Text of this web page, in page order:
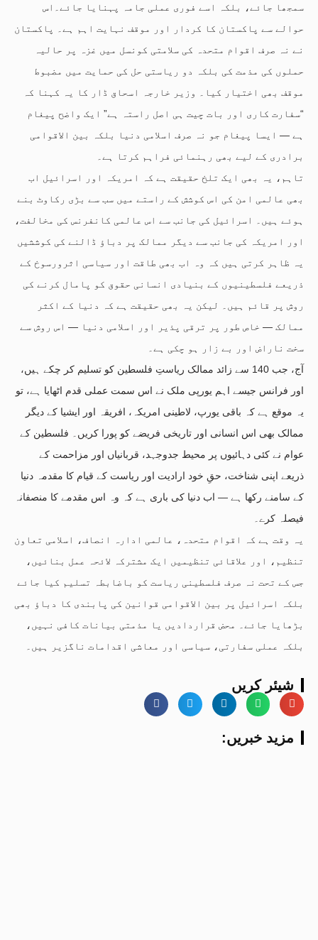
سمجھا جائے، بلکہ اسے فوری عملی جامہ پہنایا جائے۔اس
حوالے سے پاکستان کا کردار اور موقف نہایت اہم ہے۔ پاکستان
نے نہ صرف اقوام متحدہ کی سلامتی کونسل میں غزہ پر حالیہ
حملوں کی مذمت کی بلکہ دو ریاستی حل کی حمایت میں مضبوط
موقف بھی اختیار کیا۔ وزیر خارجہ اسحاق ڈار کا یہ کہنا کہ
“سفارت کاری اور بات چیت ہی اصل راستہ ہے” ایک واضح پیغام
ہے — ایسا پیغام جو نہ صرف اسلامی دنیا بلکہ بین الاقوامی
برادری کے لیے بھی رہنمائی فراہم کرتا ہے۔
تاہم، یہ بھی ایک تلخ حقیقت ہے کہ امریکہ اور اسرائیل اب
بھی عالمی امن کی اس کوشش کے راستے میں سب سے بڑی رکاوٹ بنے
ہوئے ہیں۔ اسرائیل کی جانب سے اس عالمی کانفرنس کی مخالفت،
اور امریکہ کی جانب سے دیگر ممالک پر دباؤ ڈالنے کی کوششیں
یہ ظاہر کرتی ہیں کہ وہ اب بھی طاقت اور سیاسی اثرورسوخ کے
ذریعے فلسطینیوں کے بنیادی انسانی حقوق کو پامال کرنے کی
روش پر قائم ہیں۔ لیکن یہ بھی حقیقت ہے کہ دنیا کے اکثر
ممالک — خاص طور پر ترقی پذیر اور اسلامی دنیا — اس روش سے
سخت ناراض اور بے زار ہو چکی ہے۔
آج، جب 140 سے زائد ممالک ریاستِ فلسطین کو تسلیم کر چکے ہیں،
اور فرانس جیسے اہم یورپی ملک نے اس سمت عملی قدم اٹھایا ہے، تو
یہ موقع ہے کہ باقی یورپ، لاطینی امریکہ، افریقہ اور ایشیا کے دیگر
ممالک بھی اس انسانی اور تاریخی فریضے کو پورا کریں۔ فلسطین کے
عوام نے کئی دہائیوں پر محیط جدوجہد، قربانیاں اور مزاحمت کے
ذریعے اپنی شناخت، حقِ خود ارادیت اور ریاست کے قیام کا مقدمہ دنیا
کے سامنے رکھا ہے — اب دنیا کی باری ہے کہ وہ اس مقدمے کا منصفانہ
فیصلہ کرے۔
یہ وقت ہے کہ اقوام متحدہ، عالمی ادارہ انصاف، اسلامی تعاون
تنظیم، اور علاقائی تنظیمیں ایک مشترکہ لائحہ عمل بنائیں،
جس کے تحت نہ صرف فلسطینی ریاست کو باضابطہ تسلیم کیا جائے
بلکہ اسرائیل پر بین الاقوامی قوانین کی پابندی کا دباؤ بھی
بڑھایا جائے۔ محض قراردادیں یا مذمتی بیانات کافی نہیں،
بلکہ عملی سفارتی، سیاسی اور معاشی اقدامات ناگزیر ہیں۔
شیئر کریں
:مزید خبریں